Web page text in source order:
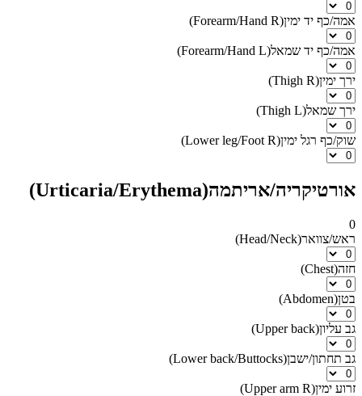
אמה/כף יד ימין(
Forearm/Hand R
)
אמה/כף יד שמאל(
Forearm/Hand L
)
ירך ימין(
Thigh R
)
ירך שמאל(
Thigh L
)
שוק/כף רגל ימין(
Lower leg/Foot R
)
אורטיקריה/אריתמה(Urticaria/Erythema)
0
ראש/צוואר(
Head/Neck
)
חזה(
Chest
)
בטן(
Abdomen
)
גב עליון(
Upper back
)
גב תחתון/ישבן(
Lower back/Buttocks
)
זרוע ימין(
Upper arm R
)